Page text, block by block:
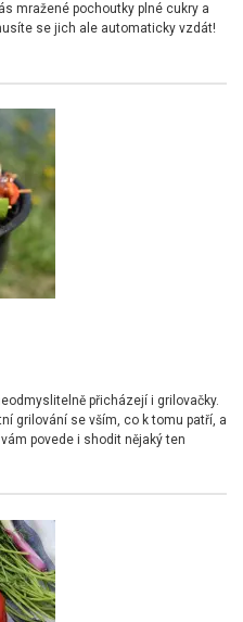
mražené pochoutky plné cukry a
se jich ale automaticky vzdát!
přicházejí i grilovačky.
grilování se vším, co k tomu patří, a
povede i shodit nějaký ten